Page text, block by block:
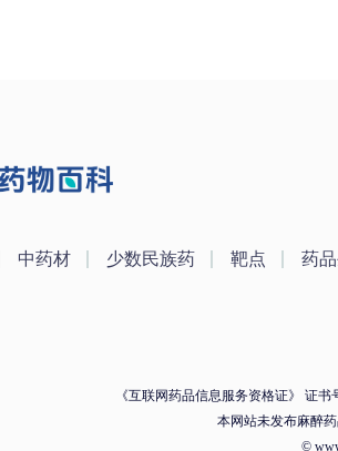
中药材 少数民族药 靶点 药
《互联网药品信息服务资格证》 证书
本网站未发布麻醉
©